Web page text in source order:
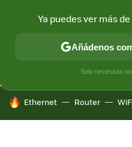
CONECTIVIDAD MÓVIL Y
HOY SE HABLA DE
Ethernet Router
Ya puedes ver más
Añádenos
Solo necesitas